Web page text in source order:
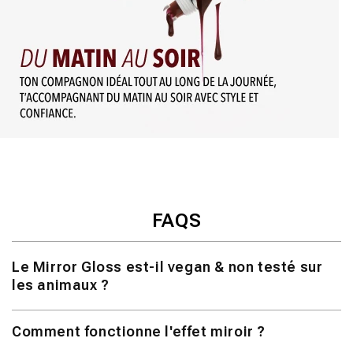
FAQS
Le Mirror Gloss est-il vegan & non testé sur
les animaux ?
*Les tests sur les animaux sont interdits dans l'UE
Comment fonctionne l'effet miroir ?